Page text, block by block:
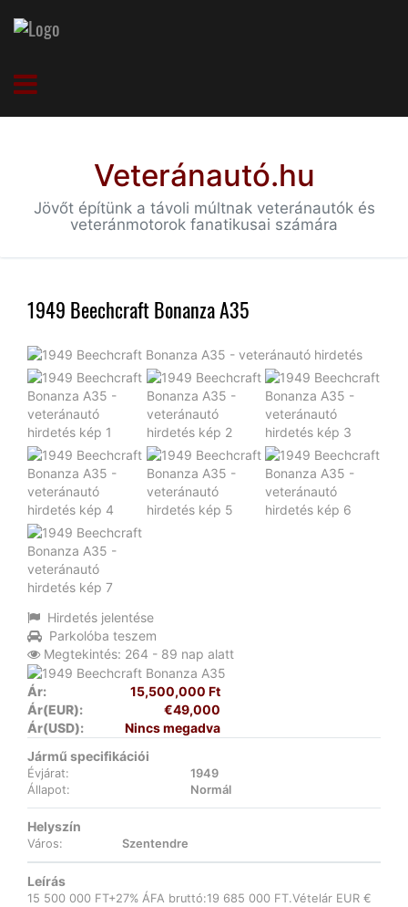
Veteránautó.hu
Jövőt építünk a távoli múltnak veteránautók és
veteránmotorok fanatikusai számára
1949 Beechcraft Bonanza A35
Hirdetés jelentése
Parkolóba teszem
Megtekintés: 264 - 89 nap alatt
Ár:
15,500,000 Ft
Ár(EUR):
€49,000
Ár(USD):
Nincs megadva
Jármű specifikációi
Évjárat:
1949
Állapot:
Normál
Helyszín
Város: Szentendre
Leírás
15 500 000 FT+27% ÁFA bruttó:19 685 000 FT.Vételár EUR €